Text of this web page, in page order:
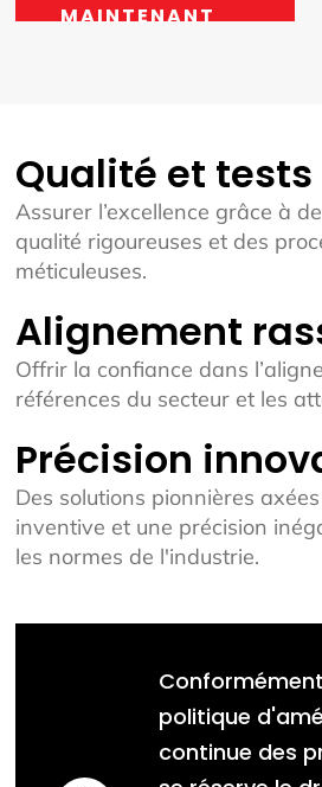
MAINTENANT
Qualité et tests
Assurer l’excellence grâce à
qualité rigoureuses et des
méticuleuses.
Alignement
Offrir la confiance dans
références du secteur et les
Précision
Des solutions pionnières
inventive et une précision
les normes de l'industrie.
politique
continue des